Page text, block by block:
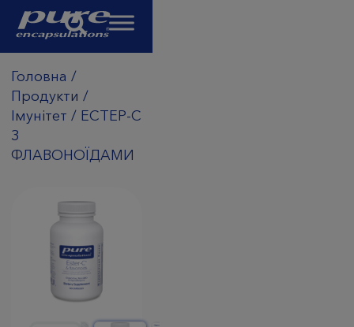
Головна /
Продукти /
Імунітет / ЕСТЕР-С
З
ФЛАВОНОЇДАМИ